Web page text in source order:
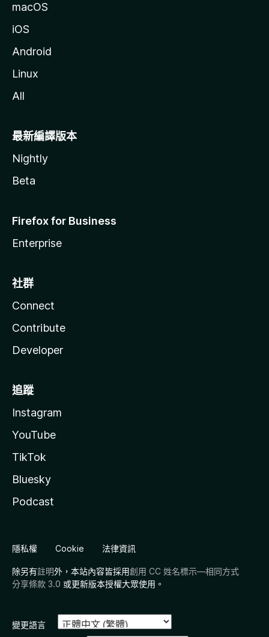
macOS
iOS
Android
Linux
All
最新編譯版本
Nightly
Beta
Firefox for Business
Enterprise
社群
Connect
Contribute
Developer
追蹤
Instagram
YouTube
TikTok
Bluesky
Podcast
隱私權 Cookie 法律資訊
除另有註明外，本站內容皆採用創用 CC 姓名標示—相同方式
分享條款 3.0 或更新版本授權大眾使用。
變更語言